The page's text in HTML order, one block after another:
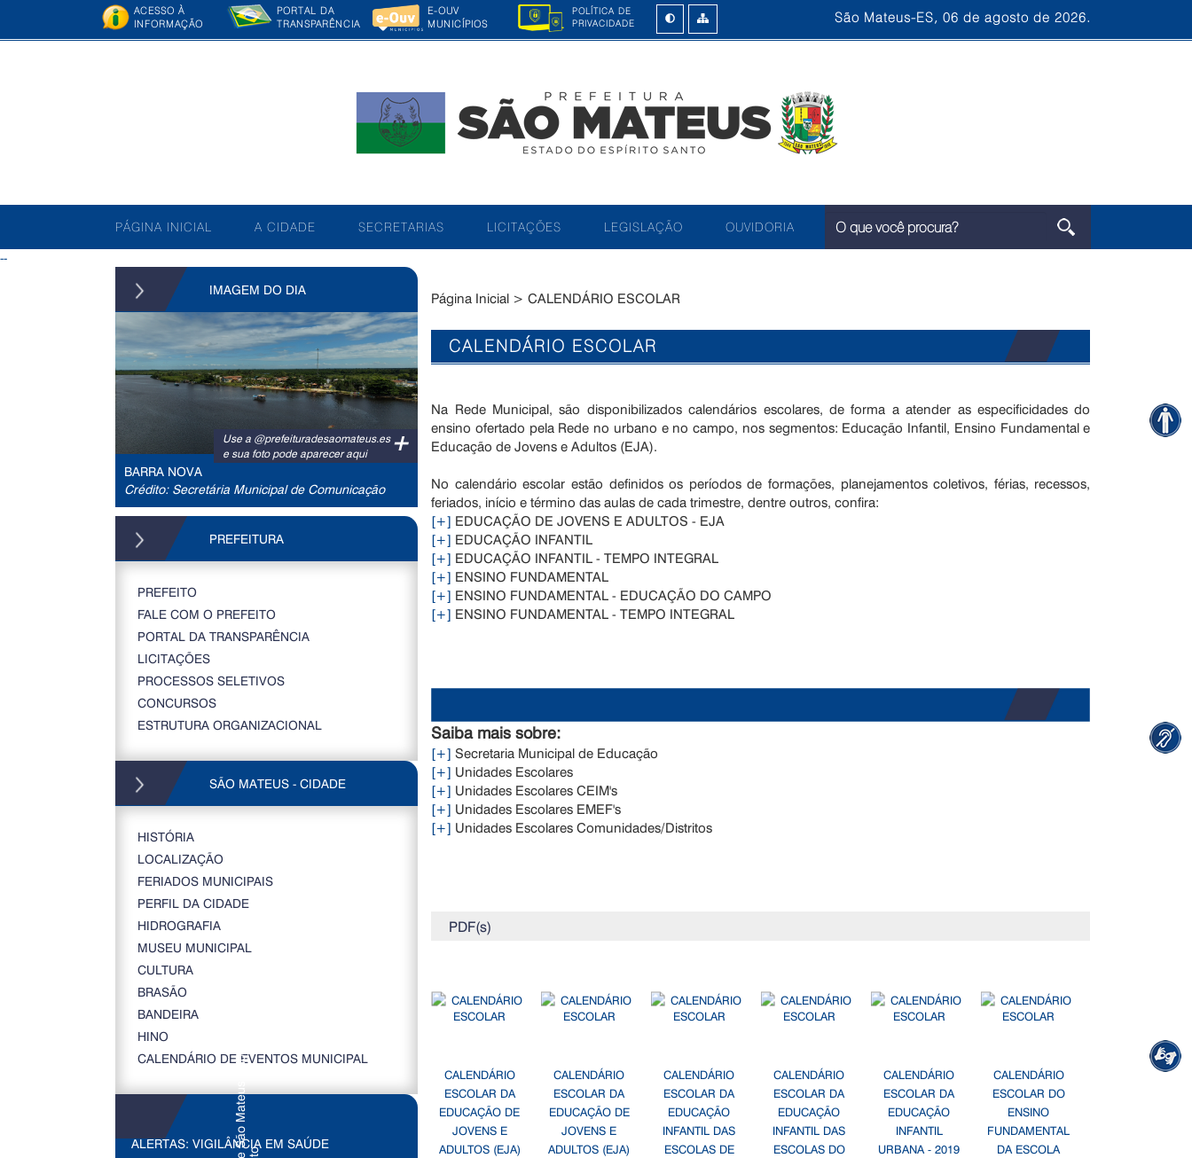
ACESSO À
INFORMAÇÃO
PORTAL DA
TRANSPARÊNCIA
E-OUV
MUNICÍPIOS
POLÍTICA DE
PRIVACIDADE
São Mateus-ES, 06 de agosto de 2026.
PÁGINA INICIAL A CIDADE SECRETARIAS LICITAÇÕES LEGISLAÇÃO OUVIDORIA
--
IMAGEM DO DIA
+
Use a @prefeituradesaomateus.es
e sua foto pode aparecer aqui
BARRA NOVA
Crédito: Secretária Municipal de Comunicação
PREFEITURA
PREFEITO
FALE COM O PREFEITO
PORTAL DA TRANSPARÊNCIA
LICITAÇÕES
PROCESSOS SELETIVOS
CONCURSOS
ESTRUTURA ORGANIZACIONAL
SÃO MATEUS - CIDADE
HISTÓRIA
LOCALIZAÇÃO
FERIADOS MUNICIPAIS
PERFIL DA CIDADE
HIDROGRAFIA
MUSEU MUNICIPAL
CULTURA
BRASÃO
BANDEIRA
HINO
CALENDÁRIO DE EVENTOS MUNICIPAL
ALERTAS: VIGILÂNCIA EM SAÚDE
Página Inicial > CALENDÁRIO ESCOLAR
CALENDÁRIO ESCOLAR
Na Rede Municipal, são disponibilizados calendários escolares, de forma a atender as especificidades do
ensino ofertado pela Rede no urbano e no campo, nos segmentos: Educação Infantil, Ensino Fundamental e
Educação de Jovens e Adultos (EJA).
No calendário escolar estão definidos os períodos de formações, planejamentos coletivos, férias, recessos,
feriados, início e término das aulas de cada trimestre, dentre outros, confira:
[+] EDUCAÇÃO DE JOVENS E ADULTOS - EJA
[+] EDUCAÇÃO INFANTIL
[+] EDUCAÇÃO INFANTIL - TEMPO INTEGRAL
[+] ENSINO FUNDAMENTAL
[+] ENSINO FUNDAMENTAL - EDUCAÇÃO DO CAMPO
[+] ENSINO FUNDAMENTAL - TEMPO INTEGRAL
Saiba mais sobre:
[+] Secretaria Municipal de Educação
[+] Unidades Escolares
[+] Unidades Escolares CEIM's
[+] Unidades Escolares EMEF's
[+] Unidades Escolares Comunidades/Distritos
PDF(s)
CALENDÁRIO
ESCOLAR DA
EDUCAÇÃO DE
JOVENS E
ADULTOS (EJA)
CALENDÁRIO
ESCOLAR DA
EDUCAÇÃO DE
JOVENS E
ADULTOS (EJA)
CALENDÁRIO
ESCOLAR DA
EDUCAÇÃO
INFANTIL DAS
ESCOLAS DE
CALENDÁRIO
ESCOLAR DA
EDUCAÇÃO
INFANTIL DAS
ESCOLAS DO
CALENDÁRIO
ESCOLAR DA
EDUCAÇÃO
INFANTIL
URBANA - 2019
CALENDÁRIO
ESCOLAR DO
ENSINO
FUNDAMENTAL
DA ESCOLA